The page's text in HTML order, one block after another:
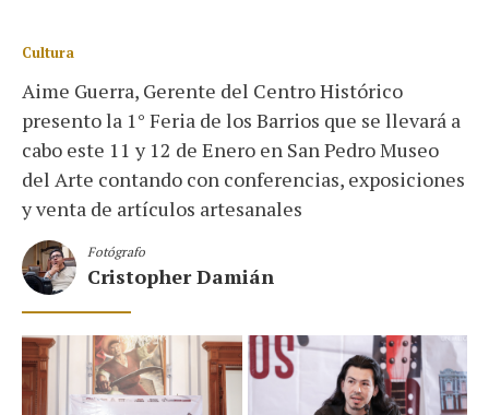
Cultura
Aime Guerra, Gerente del Centro Histórico
presento la 1° Feria de los Barrios que se llevará a
cabo este 11 y 12 de Enero en San Pedro Museo
del Arte contando con conferencias, exposiciones
y venta de artículos artesanales
Fotógrafo
Cristopher Damián